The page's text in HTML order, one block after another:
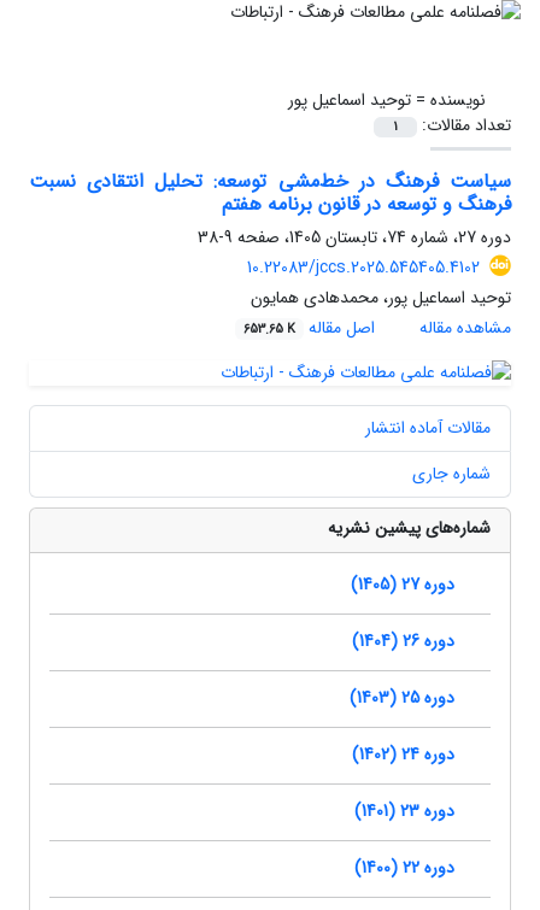
نویسنده =توحید اسماعیل پور
تعداد مقالات:
1
سیاست فرهنگ در خط‌مشی توسعه: تحلیل انتقادی نسبت
فرهنگ و توسعه در قانون برنامه هفتم
دوره 27، شماره 74، تابستان 1405، صفحه
9-38
10.22083/jccs.2025.545405.4102
توحید اسماعیل پور، محمدهادی همایون
مشاهده مقاله
اصل مقاله 653.65 K
مقالات آماده انتشار
شماره جاری
شماره‌های پیشین نشریه
دوره 27 (1405)
دوره 26 (1404)
دوره 25 (1403)
دوره 24 (1402)
دوره 23 (1401)
دوره 22 (1400)